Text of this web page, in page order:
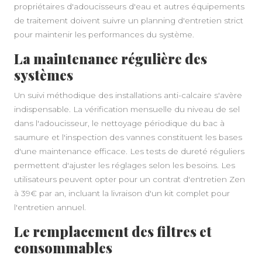
propriétaires d'adoucisseurs d'eau et autres équipements
de traitement doivent suivre un planning d'entretien strict
pour maintenir les performances du système.
La maintenance régulière des
systèmes
Un suivi méthodique des installations anti-calcaire s'avère
indispensable. La vérification mensuelle du niveau de sel
dans l'adoucisseur, le nettoyage périodique du bac à
saumure et l'inspection des vannes constituent les bases
d'une maintenance efficace. Les tests de dureté réguliers
permettent d'ajuster les réglages selon les besoins. Les
utilisateurs peuvent opter pour un contrat d'entretien Zen
à 39€ par an, incluant la livraison d'un kit complet pour
l'entretien annuel.
Le remplacement des filtres et
consommables